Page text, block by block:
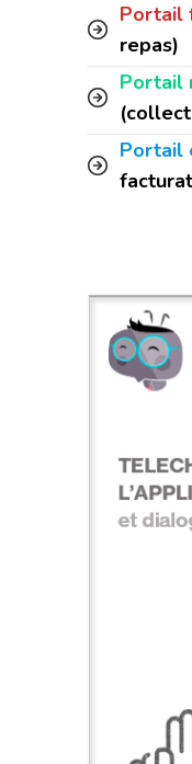
Portail
repas)
Portail
Portail